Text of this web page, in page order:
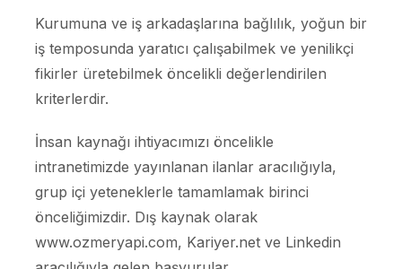
Kurumuna ve iş arkadaşlarına bağlılık, yoğun bir
iş temposunda yaratıcı çalışabilmek ve yenilikçi
fikirler üretebilmek öncelikli değerlendirilen
kriterlerdir.
İnsan kaynağı ihtiyacımızı öncelikle
intranetimizde yayınlanan ilanlar aracılığıyla,
grup içi yeteneklerle tamamlamak birinci
önceliğimizdir. Dış kaynak olarak
www.ozmeryapi.com, Kariyer.net ve Linkedin